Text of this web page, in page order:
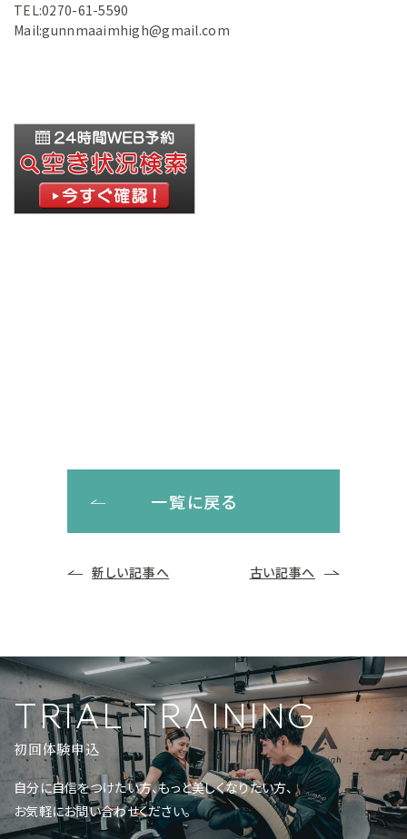
TEL:0270-61-5590
Mail:gunnmaaimhigh@gmail.com
一覧に戻る
新しい記事へ 古い記事へ
TRIAL TRAINING
初回体験申込
自分に自信をつけたい方、もっと美しくなりたい方、
お気軽にお問い合わせください。